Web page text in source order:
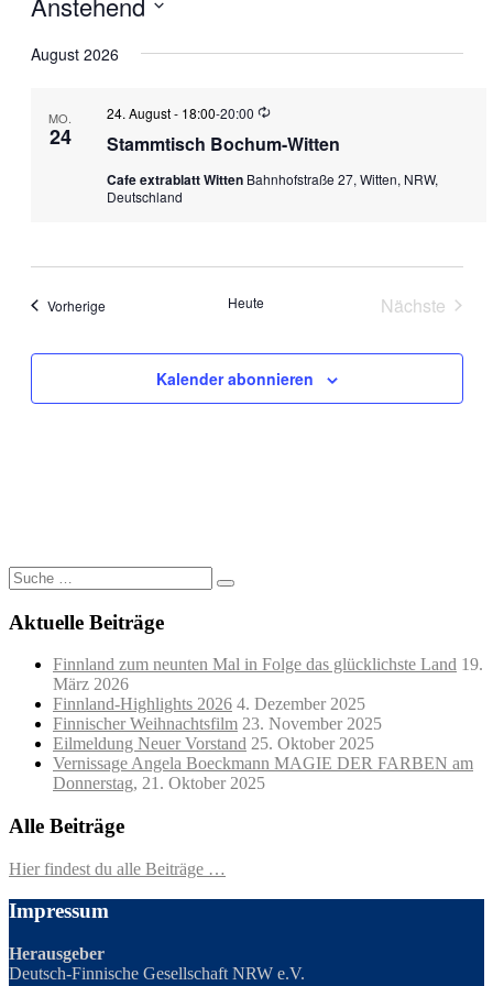
wählen.
August 2026
MO.
24 Stammtisch Bochum-Witten
24. August - 18:00-20:00 Wiederholung
Cafe extrablatt Witten Bahnhofstraße 27, Witten, NRW,
Deutschland
VorherigeVeranstaltungen Heute
Nächste
Kalender abonnieren
Suche
nach:
Aktuelle Beiträge
Finnland zum neunten Mal in Folge das glücklichste Land 19.
März 2026
Finnland-Highlights 2026 4. Dezember 2025
Finnischer Weihnachtsfilm 23. November 2025
Eilmeldung Neuer Vorstand 25. Oktober 2025
Vernissage Angela Boeckmann MAGIE DER FARBEN am
Donnerstag, 21. Oktober 2025
Alle Beiträge
Hier findest du alle Beiträge …
Impressum
Herausgeber
Deutsch-Finnische Gesellschaft NRW e.V.